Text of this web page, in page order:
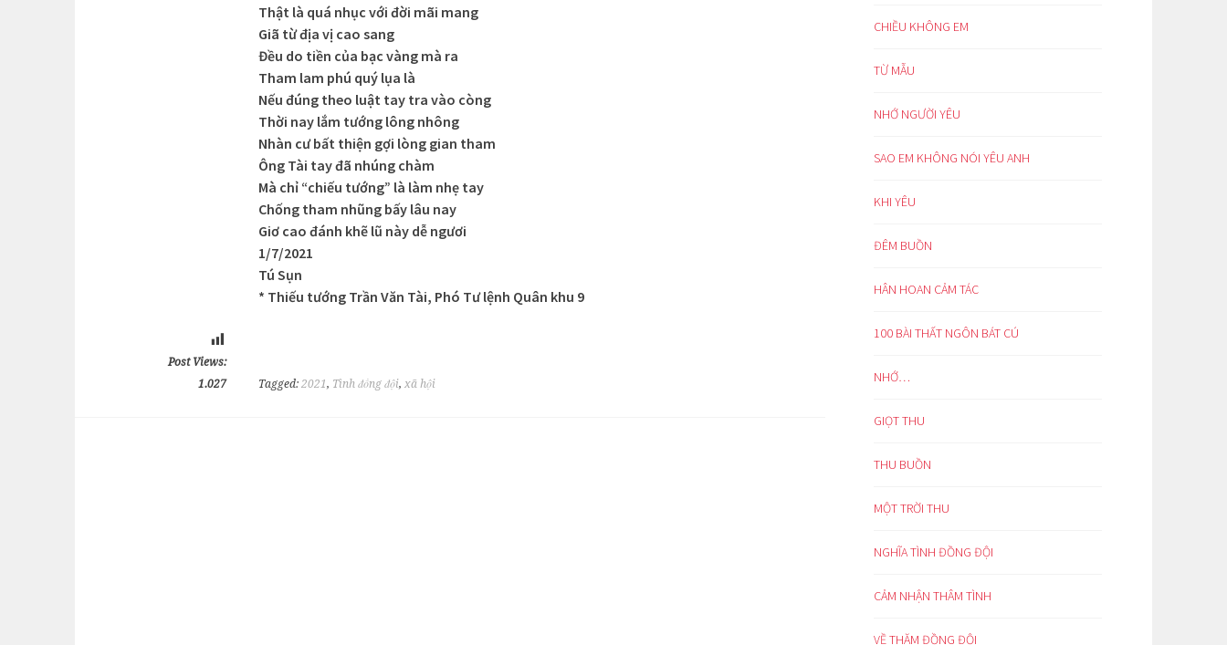
Thật là quá nhục với đời mãi mang
Giã từ địa vị cao sang
Đều do tiền của bạc vàng mà ra
Tham lam phú quý lụa là
Nếu đúng theo luật tay tra vào còng
Thời nay lắm tướng lông nhông
Nhàn cư bất thiện gợi lòng gian tham
Ông Tài tay đã nhúng chàm
Mà chỉ “chiếu tướng” là làm nhẹ tay
Chống tham nhũng bấy lâu nay
Giơ cao đánh khẽ lũ này dễ ngươi
1/7/2021
Tú Sụn
* Thiếu tướng Trần Văn Tài, Phó Tư lệnh Quân khu 9
Post Views:
1.027
Tagged: 2021, Tình đồng đội, xã hội
CHIỀU KHÔNG EM
TỪ MẪU
NHỚ NGƯỜI YÊU
SAO EM KHÔNG NÓI YÊU ANH
KHI YÊU
ĐÊM BUỒN
HÂN HOAN CẢM TÁC
100 BÀI THẤT NGÔN BÁT CÚ
NHỚ…
GIỌT THU
THU BUỒN
MỘT TRỜI THU
NGHĨA TÌNH ĐỒNG ĐỘI
CẢM NHẬN THÂM TÌNH
VỀ THĂM ĐỒNG ĐỘI